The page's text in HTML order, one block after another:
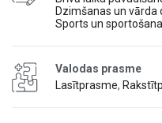
Dzimšanas un vārda
Sports un
Valodas prasme
Lasītprasme,